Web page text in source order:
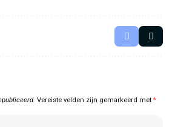
Vereiste velden zijn gemarkeerd met *